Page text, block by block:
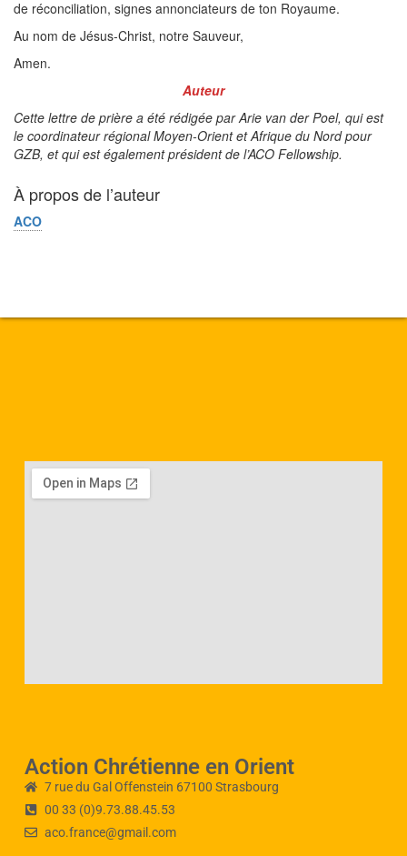
de réconciliation, signes annonciateurs de ton Royaume.
Au nom de Jésus-Christ, notre Sauveur,
Amen.
Auteur
Cette lettre de prière a été rédigée par Arie van der Poel, qui est
le coordinateur régional Moyen-Orient et Afrique du Nord pour
GZB, et qui est également président de l’ACO Fellowship.
À propos de l’auteur
ACO
Action Chrétienne en Orient
7 rue du Gal Offenstein 67100 Strasbourg
00 33 (0)9.73.88.45.53
aco.france@gmail.com